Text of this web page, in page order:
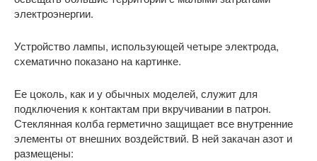
электроэнергии.
Устройство лампы, использующей четыре электрода,
схематично показано на картинке.
Ее цоколь, как и у обычных моделей, служит для
подключения к контактам при вкручивании в патрон.
Стеклянная колба герметично защищает все внутренние
элементы от внешних воздействий. В ней закачан азот и
размещены: